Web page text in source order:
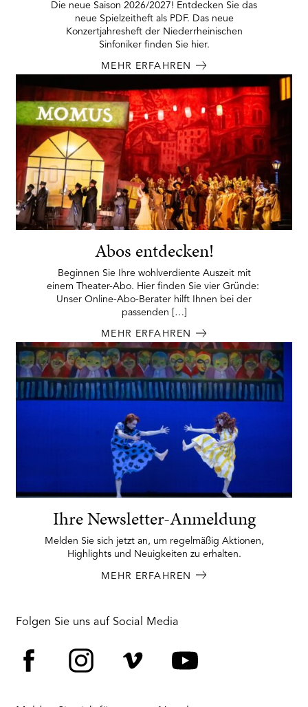
Die neue Saison 2026/2027! Entdecken Sie das
neue Spielzeitheft als PDF. Das neue
Konzertjahresheft der Niederrheinischen
Sinfoniker finden Sie hier.
MEHR ERFAHREN
Abos entdecken!
Beginnen Sie Ihre wohlverdiente Auszeit mit
einem Theater-Abo. Hier finden Sie vier Gründe:
Unser Online-Abo-Berater hilft Ihnen bei der
passenden […]
MEHR ERFAHREN
Ihre Newsletter-Anmeldung
Melden Sie sich jetzt an, um regelmäßig Aktionen,
Highlights und Neuigkeiten zu erhalten.
MEHR ERFAHREN
Folgen Sie uns auf Social Media